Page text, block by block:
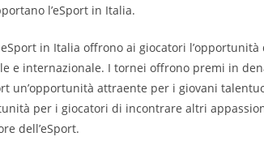
l’eSport in Italia.
in Italia offrono ai giocatori
e internazionale. I tornei offrono premi in
un’opportunità attraente per i giovani
per i giocatori di incontrare altri
dell’eSport.